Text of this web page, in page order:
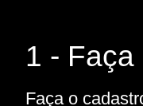
1 -
Faça o